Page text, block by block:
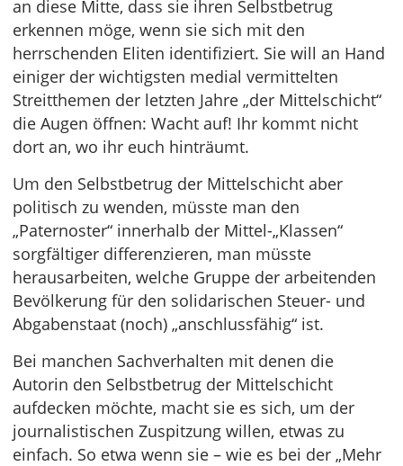
an diese Mitte, dass sie ihren Selbstbetrug
erkennen möge, wenn sie sich mit den
herrschenden Eliten identifiziert. Sie will an Hand
einiger der wichtigsten medial vermittelten
Streitthemen der letzten Jahre „der Mittelschicht“
die Augen öffnen: Wacht auf! Ihr kommt nicht
dort an, wo ihr euch hinträumt.
Um den Selbstbetrug der Mittelschicht aber
politisch zu wenden, müsste man den
„Paternoster“ innerhalb der Mittel-„Klassen“
sorgfältiger differenzieren, man müsste
herausarbeiten, welche Gruppe der arbeitenden
Bevölkerung für den solidarischen Steuer- und
Abgabenstaat (noch) „anschlussfähig“ ist.
Bei manchen Sachverhalten mit denen die
Autorin den Selbstbetrug der Mittelschicht
aufdecken möchte, macht sie es sich, um der
journalistischen Zuspitzung willen, etwas zu
einfach. So etwa wenn sie – wie es bei der „Mehr